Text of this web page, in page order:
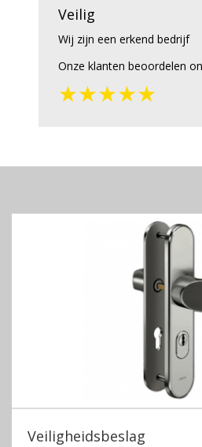
Veilig
Wij zijn een erkend bedrijf
Onze klanten beoordelen
★★★★★
Veiligheidsbeslag